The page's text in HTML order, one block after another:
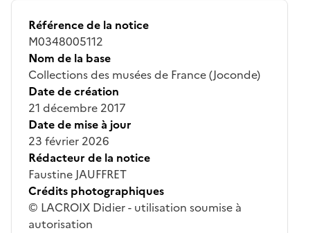
Référence de la notice
M0348005112
Nom de la base
Collections des musées de France (Joconde)
Date de création
21 décembre 2017
Date de mise à jour
23 février 2026
Rédacteur de la notice
Faustine JAUFFRET
Crédits photographiques
© LACROIX Didier - utilisation soumise à
autorisation